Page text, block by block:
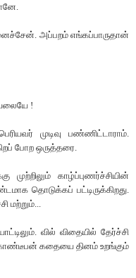
அப்பறம் எங்கப்பாருதான்
!
முடிவு பண்ணிட்டாராம்.
போற ஒருத்தரை.
காழ்ப்புணர்ச்சியின்
தொடுக்கப் பட்டிருக்கிறது.
மற்றும்...
வில் விதையில் தேர்ச்சி
கதையை தினம் உறங்கும்